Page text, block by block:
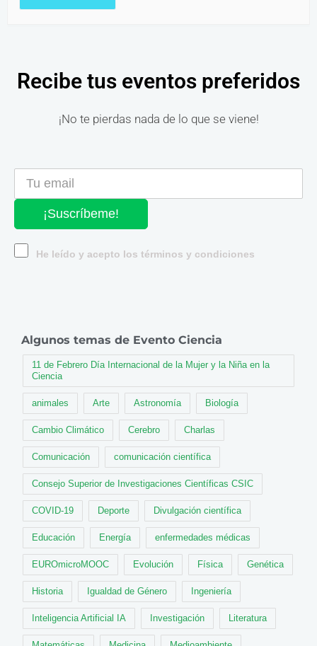
Recibe tus eventos preferidos
¡No te pierdas nada de lo que se viene!
¡Suscríbeme!
He leído y acepto los términos y condiciones
Algunos temas de Evento Ciencia
11 de Febrero Día Internacional de la Mujer y la Niña en la
Ciencia
animales Arte Astronomía Biología
Cambio Climático Cerebro Charlas
Comunicación comunicación científica
Consejo Superior de Investigaciones Científicas CSIC
COVID-19 Deporte Divulgación científica
Educación Energía enfermedades médicas
EUROmicroMOOC Evolución Física Genética
Historia Igualdad de Género Ingeniería
Inteligencia Artificial IA Investigación Literatura